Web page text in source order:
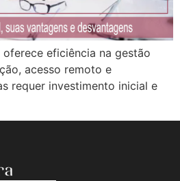
eficiência na gestão
acesso remoto e
requer investimento inicial e